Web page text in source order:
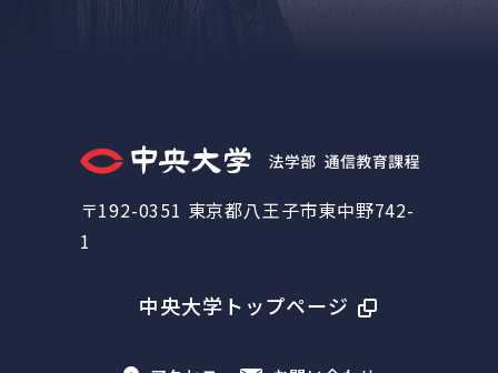
〒192-0351 東京都八王子市東中野742-
1
中央大学トップページ